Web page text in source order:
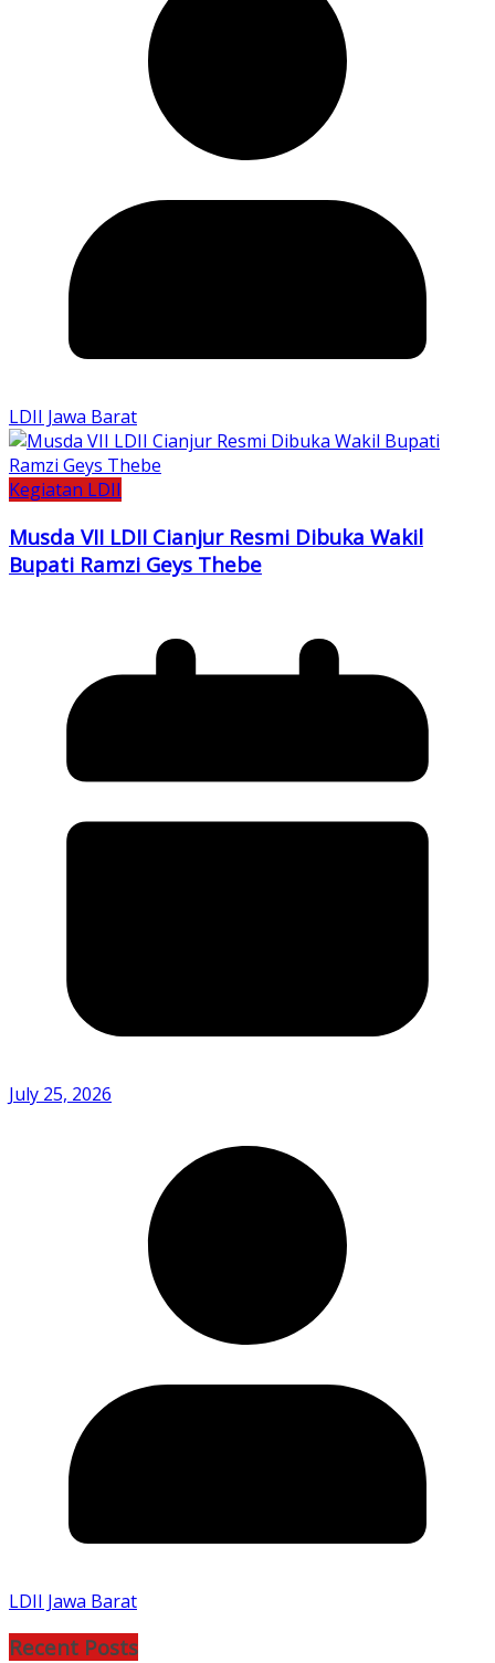
LDII Jawa Barat
Kegiatan LDII
Musda VII LDII Cianjur Resmi Dibuka Wakil
Bupati Ramzi Geys Thebe
July 25, 2026
LDII Jawa Barat
Recent Posts